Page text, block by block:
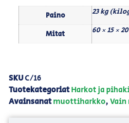
Paino 23 kg
Mitat 60 × 15 ×
SKUC/16
TuotekategoriatHarkot ja
Avainsanatmuottiharkko,